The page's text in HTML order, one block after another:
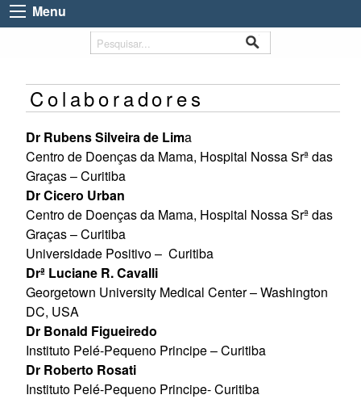
Menu
Colaboradores
Dr Rubens Silveira de Lima
Centro de Doenças da Mama, Hospital Nossa Srª das
Graças – Curitiba
Dr Cicero Urban
Centro de Doenças da Mama, Hospital Nossa Srª das
Graças – Curitiba
Universidade Positivo – Curitiba
Drª Luciane R. Cavalli
Georgetown University Medical Center – Washington
DC, USA
Dr Bonald Figueiredo
Instituto Pelé-Pequeno Principe – Curitiba
Dr Roberto Rosati
Instituto Pelé-Pequeno Principe- Curitiba